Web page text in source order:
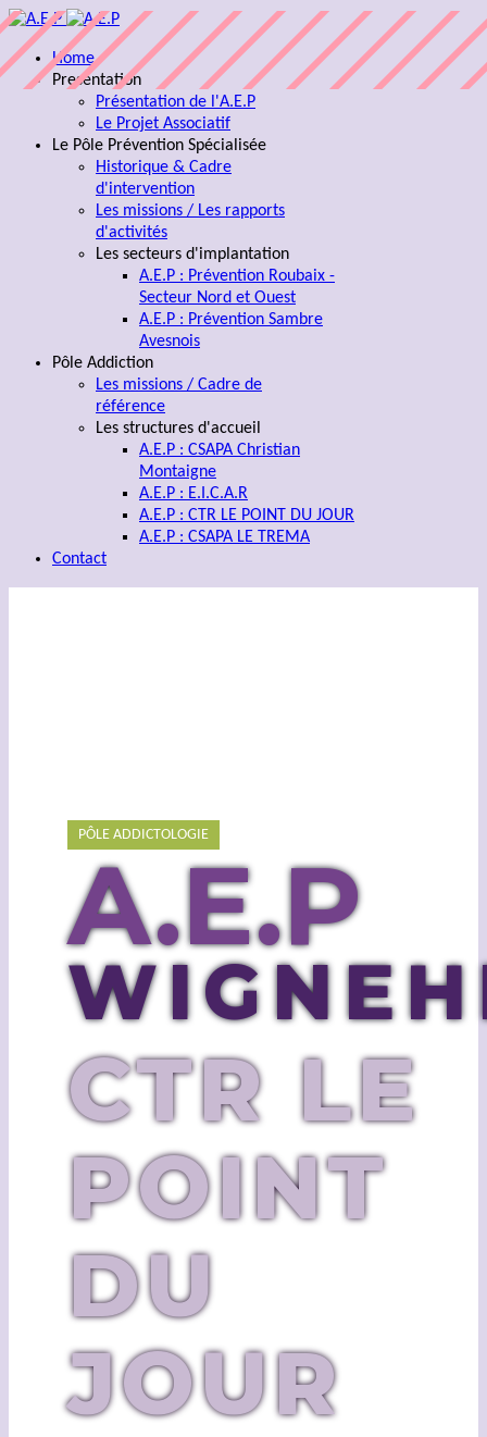
Home
Presentation
Présentation de l'A.E.P
Le Projet Associatif
Le Pôle Prévention Spécialisée
Historique & Cadre
d'intervention
Les missions / Les rapports
d'activités
Les secteurs d'implantation
A.E.P : Prévention Roubaix -
Secteur Nord et Ouest
A.E.P : Prévention Sambre
Avesnois
Pôle Addiction
Les missions / Cadre de
référence
Les structures d'accueil
A.E.P : CSAPA Christian
Montaigne
A.E.P : E.I.C.A.R
A.E.P : CTR LE POINT DU JOUR
A.E.P : CSAPA LE TREMA
Contact
PÔLE ADDICTOLOGIE
A.E.P
CTR LE
POINT
DU
JOUR